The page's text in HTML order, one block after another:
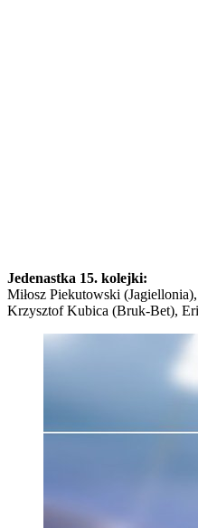
Jedenastka 15. kolejki:
Miłosz Piekutowski
Krzysztof Kubica (Bruk-Bet),